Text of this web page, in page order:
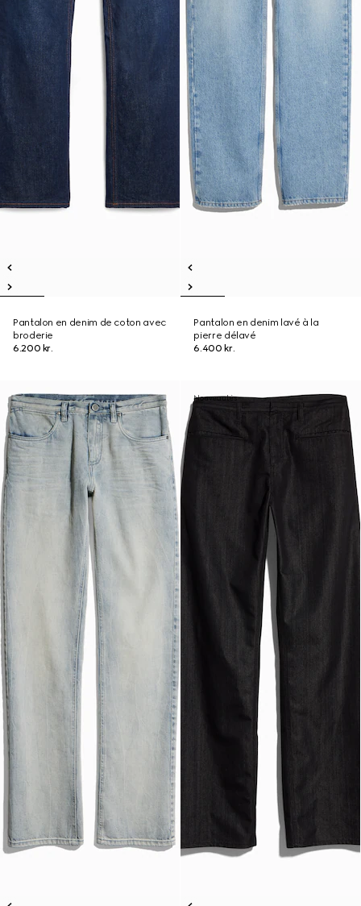
Pantalon en denim de coton avec
broderie
6.200 kr.
Pantalon en denim lavé à la
pierre délavé
6.400 kr.
Nouveautés